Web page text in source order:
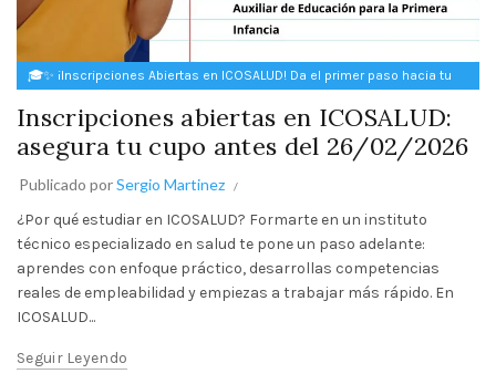
🎓✨ ¡Inscripciones Abiertas en ICOSALUD! Da el primer paso hacia tu
Inscripciones abiertas en ICOSALUD:
asegura tu cupo antes del 26/02/2026
Publicado porSergio Martinez
¿Por qué estudiar en ICOSALUD? Formarte en un instituto
técnico especializado en salud te pone un paso adelante:
aprendes con enfoque práctico, desarrollas competencias
reales de empleabilidad y empiezas a trabajar más rápido. En
ICOSALUD...
Seguir Leyendo